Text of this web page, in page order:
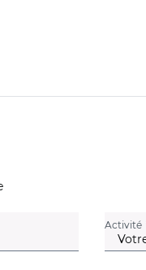
Activité